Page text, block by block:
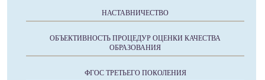
НАСТАВНИЧЕСТВО
ОБЪЕКТИВНОСТЬ ПРОЦЕДУР ОЦЕНКИ КАЧЕСТВА
ОБРАЗОВАНИЯ
ФГОС ТРЕТЬЕГО ПОКОЛЕНИЯ